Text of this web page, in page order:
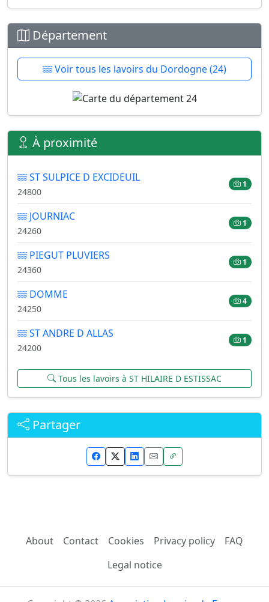
Département
Voir tous les lavoirs du Dordogne (24)
À proximité
ST SULPICE D EXCIDEUIL
24800
1
JOURNIAC
24260
1
PIEGUT PLUVIERS
24360
1
DOMME
24250
4
ST ANDRE D ALLAS
24200
1
Tous les lavoirs à ST HILAIRE D ESTISSAC
Partager
About Contact Cookies Privacy policy
FAQ
Legal notice